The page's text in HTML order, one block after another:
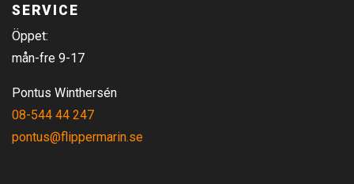
SERVICE
Öppet:
mån-fre 9-17
Pontus Winthersén
08-544 44 247
pontus@flippermarin.se